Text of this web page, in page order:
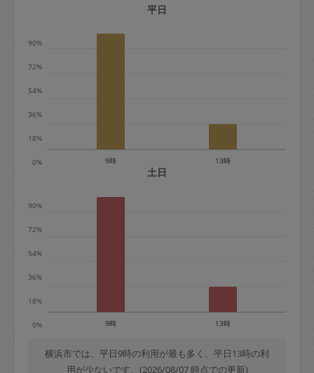
期は月2回まで隔週定期は月1回までキャ
※キャンセル料金の設定について：
平日
0%
18%
36%
54%
72%
90%
9時 13時
土日
0%
18%
36%
54%
72%
90%
9時 13時
横浜市では、平日9時の利用が最も多く、平日13時の利
用が少ないです。(2026/08/07 時点での更新)